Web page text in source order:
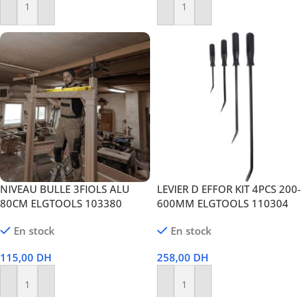
Ajouter Au Panier Ajouter Au Panier
NIVEAU BULLE 3FIOLS ALU
80CM ELGTOOLS 103380
En stock
115,00 DH
Ajouter Au Panier
LEVIER D EFFOR KIT 4PCS 200-
600MM ELGTOOLS 110304
En stock
258,00 DH
Ajouter Au Panier